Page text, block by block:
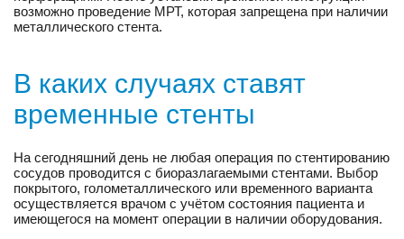
возможно проведение МРТ, которая запрещена при наличии
металлического стента.
В каких случаях ставят
временные стенты
На сегодняшний день не любая операция по стентированию
сосудов проводится с биоразлагаемыми стентами. Выбор
покрытого, голометаллического или временного варианта
осуществляется врачом с учётом состояния пациента и
имеющегося на момент операции в наличии оборудования.